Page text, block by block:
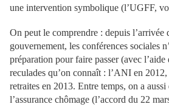
une intervention symbolique (l’UGFF,
On peut le comprendre : depuis l’arrivée
gouvernement, les conférences sociales
préparation pour faire passer (avec
reculades qu’on connaît : l’ANI en
retraites en 2013. Entre temps, on a
l’assurance chômage (l’accord du 22